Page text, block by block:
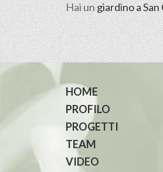
Hai ungiardino a
HOME
PROFILO
PROGETTI
TEAM
VIDEO